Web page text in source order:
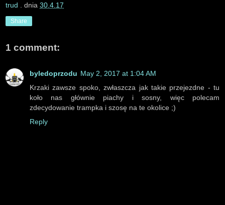
trud . dnia 30.4.17
Share
1 comment:
byledoprzodu May 2, 2017 at 1:04 AM
Krzaki zawsze spoko, zwłaszcza jak takie przejezdne - tu
koło nas głównie piachy i sosny, więc polecam
zdecydowanie trampka i szosę na te okolice ;)
Reply